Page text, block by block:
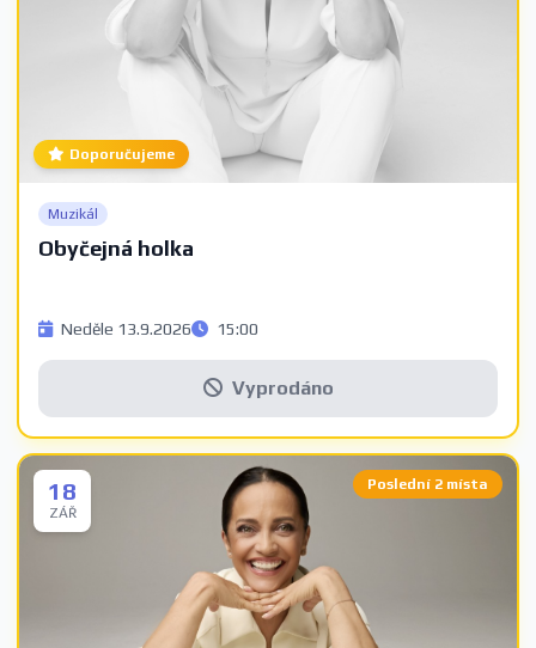
Doporučujeme
Muzikál
Obyčejná holka
Neděle 13.9.2026 15:00
Vyprodáno
18
ZÁŘ
Poslední 2 místa